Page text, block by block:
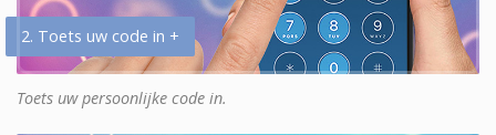
2. Toets uw code in +
Toets uw persoonlijke code in.